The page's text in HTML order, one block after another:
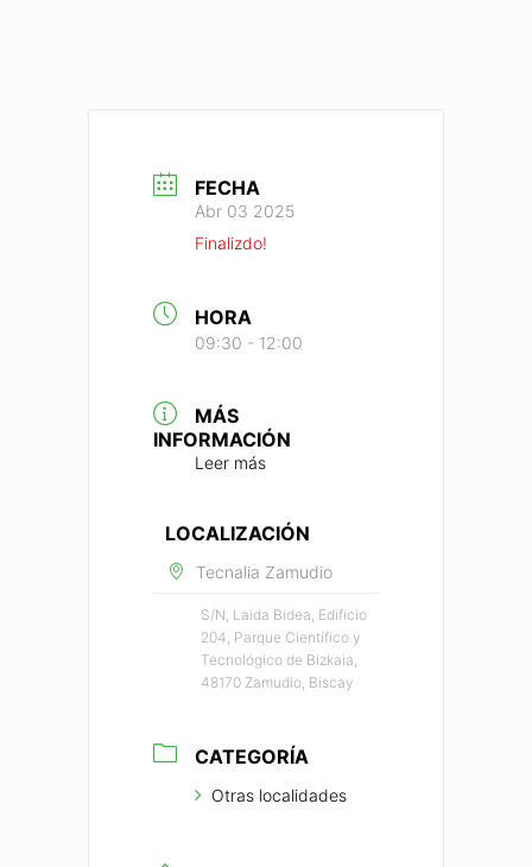
FECHA
Abr 03 2025
Finalizdo!
HORA
09:30 - 12:00
MÁS
INFORMACIÓN
Leer más
LOCALIZACIÓN
Tecnalia Zamudio
S/N, Laida Bidea, Edificio
204, Parque Científico y
Tecnológico de Bizkaia,
48170 Zamudio, Biscay
CATEGORÍA
Otras localidades